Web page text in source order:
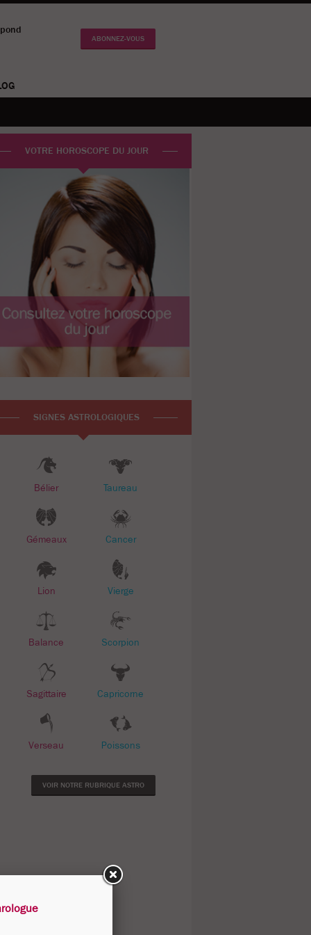
ABONNEZ-VOUS
VOTRE HOROSCOPE DU JOUR
SIGNES ASTROLOGIQUES
Bélier Taureau
Gémeaux Cancer
Lion Vierge
Balance Scorpion
Sagittaire Capricorne
Verseau Poissons
VOIR NOTRE RUBRIQUE ASTRO